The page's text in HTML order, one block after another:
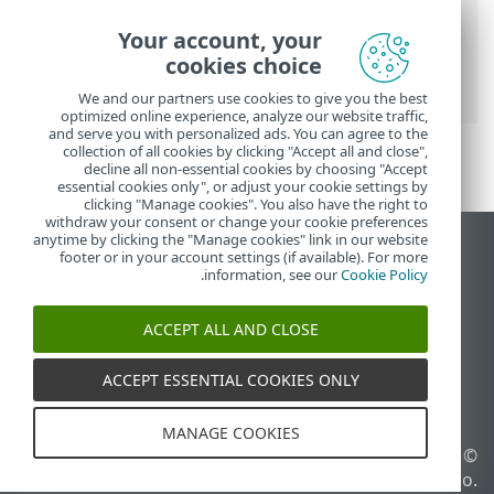
Security
> הגדרות מתקדמות> סריקות
הכללים של HIPS
> הגדרות כללי HIPS
הצג את האתר למחשב
End of Life
מאגר הידע של ESET
ESET Status Portal
תמיכה אזורית
© 1992 - 2025 ESET, spol. s
r.o.‎ - כל הזכויות שמורות.
ניהול קובצי Cookie
Your account, your
cookies choice
We and our partners use cookies to give you the best
optimized online experience, analyze our website traffic,
and serve you with personalized ads. You can agree to the
collection of all cookies by clicking "Accept all and close",
decline all non-essential cookies by choosing "Accept
essential cookies only", or adjust your cookie settings by
clicking "Manage cookies". You also have the right to
withdraw your consent or change your cookie preferences
anytime by clicking the "Manage cookies" link in our website
footer or in your account settings (if available). For more
information, see ourCookie Policy
.
ACCEPT ALL AND CLOSE
ACCEPT ESSENTIAL COOKIES ONLY
MANAGE COOKIES